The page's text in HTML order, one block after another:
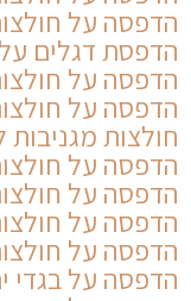
הדפסה על
הדפסת דגלים
הדפסה על
הדפסה על
חולצות
הדפסה על
הדפסה על
הדפסה על
הדפסה על
הדפסה על בגדי